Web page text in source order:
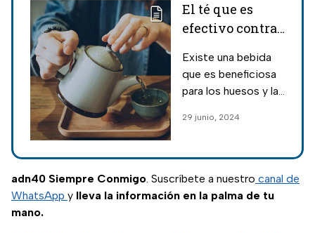
El té que es
efectivo contra
envejecimiento
y fortalece tus
Existe una bebida
que es beneficiosa
para los huesos y la
conoce sus
prepararlo en casa.
29 junio, 2024
adn40 Siempre Conmigo. Suscríbete a nuestro canal de
WhatsApp y lleva la información en la palma de tu
mano.